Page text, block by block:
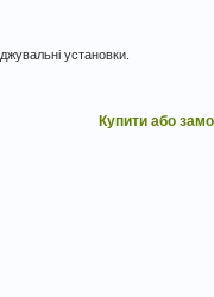
установки.
Купити або